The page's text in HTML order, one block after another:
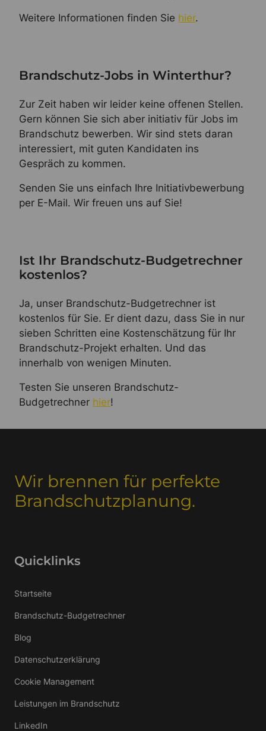
Weitere Informationen finden Sie hier.
Brandschutz-Jobs in Winterthur?
Zur Zeit haben wir leider keine offenen Stellen.
Gern können Sie sich aber initiativ für Jobs im
Brandschutz bewerben. Wir sind stets daran
interessiert, mit guten Kandidaten ins
Gespräch zu kommen.
Senden Sie uns einfach Ihre Initiativbewerbung
per E-Mail. Wir freuen uns auf Sie!
Ist Ihr Brandschutz-Budgetrechner
kostenlos?
Ja, unser Brandschutz-Budgetrechner ist
kostenlos für Sie. Er dient dazu, dass Sie in nur
sieben Schritten eine Kostenschätzung für Ihr
Brandschutz-Projekt erhalten. Und das
innerhalb von wenigen Minuten.
Testen Sie unseren Brandschutz-
Budgetrechner hier!
Wir brennen für perfekte
Brandschutzplanung.
Quicklinks
Startseite
Brandschutz-Budgetrechner
Blog
Datenschutzerklärung
Cookie Management
Leistungen im Brandschutz
LinkedIn